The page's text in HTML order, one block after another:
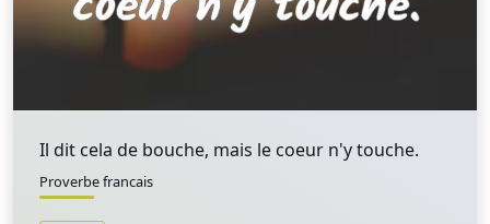
Il dit cela de bouche, mais le coeur n'y touche.
Proverbe francais